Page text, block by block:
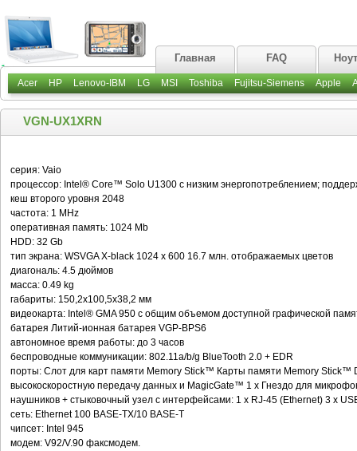
Главная FAQ
Acer HP Lenovo-IBM LG MSI Toshiba Fujitsu-Siemens Apple
VGN-UX1XRN
серия: Vaio
процессор: Intel® Core™ Solo U1300 с низким энергопотреблением;
кеш второго уровня 2048
частота: 1 MHz
оперативная память: 1024 Mb
HDD: 32 Gb
тип экрана: WSVGA X-black 1024 x 600 16.7 млн. отображаемых цветов
диагональ: 4.5 дюймов
масса: 0.49 kg
габариты: 150,2x100,5x38,2 мм
видеокарта: Intel® GMA 950 с общим объемом доступной графической
батарея Литий-ионная батарея VGP-BPS6
автономное время работы: до 3 часов
беспроводные коммуникации: 802.11a/b/g BlueTooth 2.0 + EDR
порты: Слот для карт памяти Memory Stick™ Карты памяти Memory Stick™
высокоскоростную передачу данных и MagicGate™ 1 x Гнездо для
наушников + стыковочный узел с интерфейсами: 1 x RJ-45 (Ethernet) 3 x
сеть: Ethernet 100 BASE-TX/10 BASE-T
чипсет: Intel 945
модем: V92/V.90 факсмодем.